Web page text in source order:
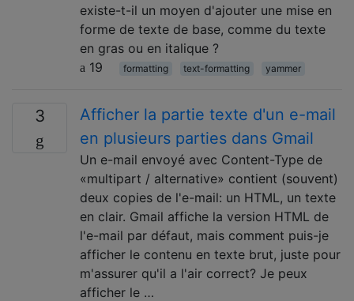
existe-t-il un moyen d'ajouter une mise en
forme de texte de base, comme du texte
en gras ou en italique ?
19
formatting text-formatting yammer
3
Afficher la partie texte d'un e-mail
en plusieurs parties dans Gmail
Un e-mail envoyé avec Content-Type de
«multipart / alternative» contient (souvent)
deux copies de l'e-mail: un HTML, un texte
en clair. Gmail affiche la version HTML de
l'e-mail par défaut, mais comment puis-je
afficher le contenu en texte brut, juste pour
m'assurer qu'il a l'air correct? Je peux
afficher le …